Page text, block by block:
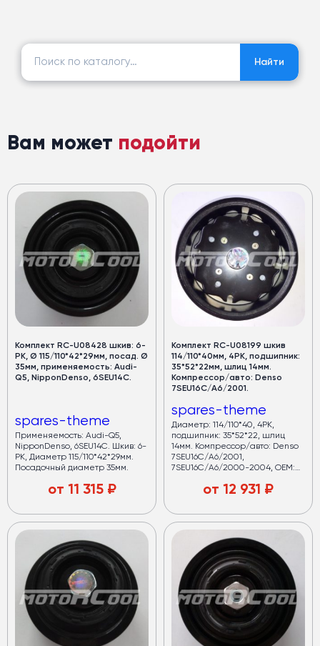
Найти:
Найти
Вам может подойти
Комплект RC-U08428 шкив: 6-
PK, Ø 115/110*42*29мм, посад. Ø
35мм, применяемость: Audi-
Q5, NipponDenso, 6SEU14C.
spares-theme
Применяемость: Audi-Q5,
NipponDenso, 6SEU14C. Шкив: 6-
PK, Диаметр 115/110*42*29мм.
Посадочный диаметр 35мм.
от 11 315₽
Комплект RC-U08199 шкив
114/110*40мм, 4PK, подшипник:
35*52*22мм, шлиц 14мм.
Компрессор/авто: Denso
7SEU16C/A6/2001.
spares-theme
Диаметр: 114/110*40, 4PK,
подшипник: 35*52*22, шлиц
14мм. Компрессор/авто: Denso
7SEU16C/A6/2001,
7SEU16C/A6/2000-2004, OEM:
4471709090
от 12 931 ₽